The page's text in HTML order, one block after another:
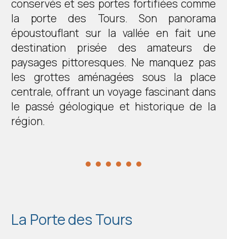
conservés et ses portes fortifiées comme
la porte des Tours. Son panorama
époustouflant sur la vallée en fait une
destination prisée des amateurs de
paysages pittoresques. Ne manquez pas
les grottes aménagées sous la place
centrale, offrant un voyage fascinant dans
le passé géologique et historique de la
région.
La Porte des Tours